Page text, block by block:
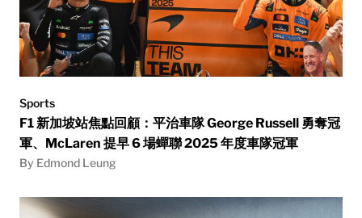
Sports
F1 新加坡站焦點回顧：平治車隊 George Russell 勇奪冠
軍、McLaren 提早 6 場蟬聯 2025 年度車隊冠軍
By Edmond Leung